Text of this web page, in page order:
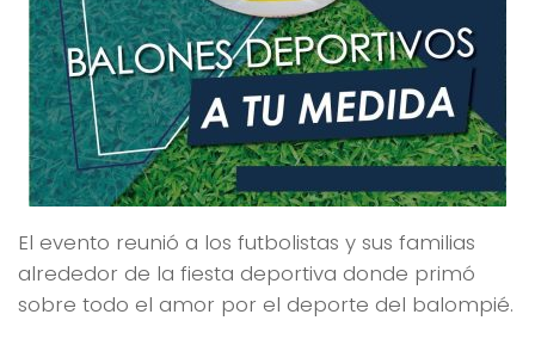
El evento reunió a los futbolistas y sus familias
alrededor de la fiesta deportiva donde primó
sobre todo el amor por el deporte del balompié.